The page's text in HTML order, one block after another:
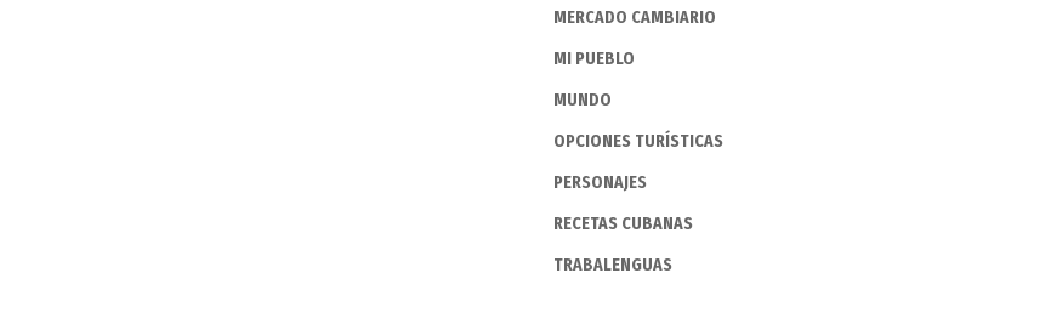
MERCADO CAMBIARIO
MI PUEBLO
MUNDO
OPCIONES TURÍSTICAS
PERSONAJES
RECETAS CUBANAS
TRABALENGUAS